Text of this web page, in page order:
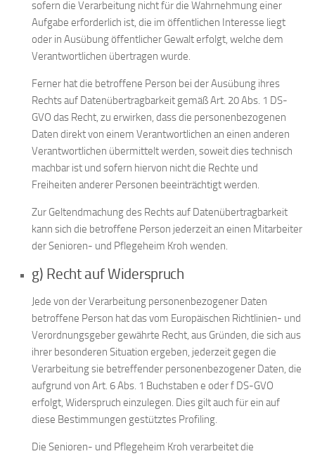
sofern die Verarbeitung nicht für die Wahrnehmung einer
Aufgabe erforderlich ist, die im öffentlichen Interesse liegt
oder in Ausübung öffentlicher Gewalt erfolgt, welche dem
Verantwortlichen übertragen wurde.
Ferner hat die betroffene Person bei der Ausübung ihres
Rechts auf Datenübertragbarkeit gemäß Art. 20 Abs. 1 DS-
GVO das Recht, zu erwirken, dass die personenbezogenen
Daten direkt von einem Verantwortlichen an einen anderen
Verantwortlichen übermittelt werden, soweit dies technisch
machbar ist und sofern hiervon nicht die Rechte und
Freiheiten anderer Personen beeinträchtigt werden.
Zur Geltendmachung des Rechts auf Datenübertragbarkeit
kann sich die betroffene Person jederzeit an einen Mitarbeiter
der Senioren- und Pflegeheim Kroh wenden.
g) Recht auf Widerspruch
Jede von der Verarbeitung personenbezogener Daten
betroffene Person hat das vom Europäischen Richtlinien- und
Verordnungsgeber gewährte Recht, aus Gründen, die sich aus
ihrer besonderen Situation ergeben, jederzeit gegen die
Verarbeitung sie betreffender personenbezogener Daten, die
aufgrund von Art. 6 Abs. 1 Buchstaben e oder f DS-GVO
erfolgt, Widerspruch einzulegen. Dies gilt auch für ein auf
diese Bestimmungen gestütztes Profiling.
Die Senioren- und Pflegeheim Kroh verarbeitet die